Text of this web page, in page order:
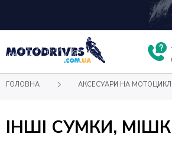
ГОЛОВНА АКСЕСУАРИ НА МОТОЦИКЛ
ІНШІ СУМКИ,